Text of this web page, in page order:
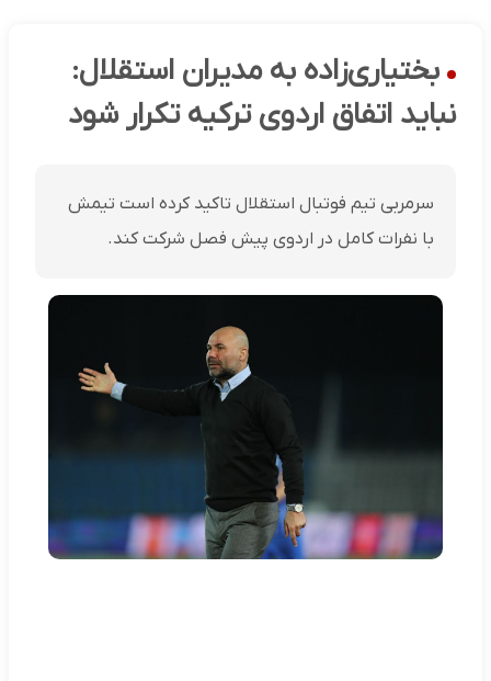
بختیاری‌زاده به مدیران استقلال:
نباید اتفاق اردوی ترکیه تکرار شود
سرمربی تیم فوتبال استقلال تاکید کرده است تیمش
با نفرات کامل در اردوی پیش فصل شرکت کند.